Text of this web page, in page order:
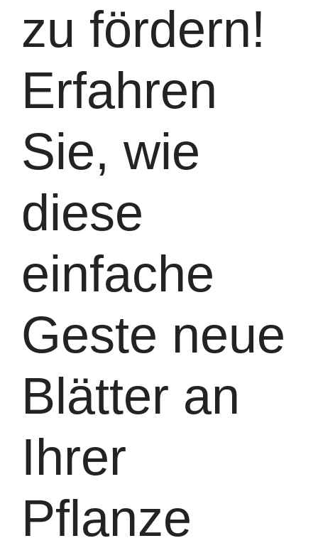
zu fördern!
Erfahren
Sie, wie
diese
einfache
Geste neue
Blätter an
Ihrer
Pflanze